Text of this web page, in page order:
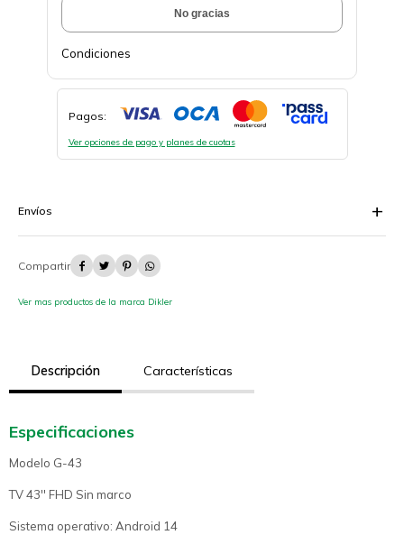
No gracias
Condiciones
Pagos:
Ver opciones de pago y planes de cuotas
Envíos
   
Ver mas productos de la marca Dikler
Descripción Características
Especificaciones
Modelo G-43
TV 43'' FHD Sin marco
Sistema operativo: Android 14